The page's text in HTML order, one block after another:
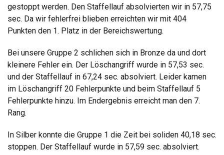
gestoppt werden. Den Staffellauf absolvierten wir in 57,75
sec. Da wir fehlerfrei blieben erreichten wir mit 404
Punkten den 1. Platz in der Bereichswertung.
Bei unsere Gruppe 2 schlichen sich in Bronze da und dort
kleinere Fehler ein. Der Löschangriff wurde in 57,53 sec.
und der Staffellauf in 67,24 sec. absolviert. Leider kamen
im Löschangriff 20 Fehlerpunkte und beim Staffellauf 5
Fehlerpunkte hinzu. Im Endergebnis erreicht man den 7.
Rang.
In Silber konnte die Gruppe 1 die Zeit bei soliden 40,18 sec.
stoppen. Der Staffellauf wurde in 57,59 sec. absolviert.